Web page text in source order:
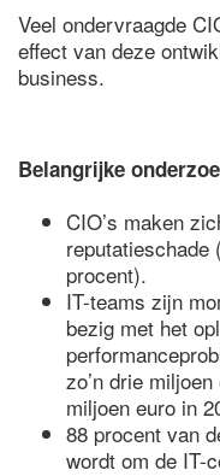
Veel ondervraagde
effect van deze
business.
Belangrijke
CIO’s maken
reputatieschade
procent).
IT-teams zijn
bezig met het
zo’n drie
miljoen euro in
88 procent van
wordt om de IT-